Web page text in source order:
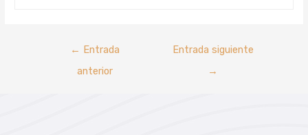
← Entrada
anterior
Entrada siguiente
→